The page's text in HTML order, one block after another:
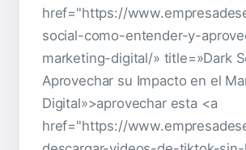
href="https://
social-como-entender-y-
marketing-digital/» title=»Dark
Aprovechar su Impacto en el
Digital»>aprovechar esta <a
href="https://